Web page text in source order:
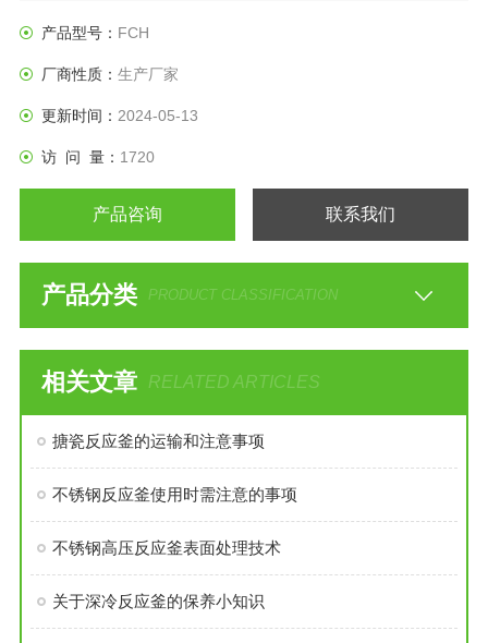
4工作压力MPa0.6
6电机功率KW3
7搅拌转速r/min0~300
9加热方式/
10搅拌方式双层推进式
11材质S31603+S30408
产品型号： FCH
厂商性质： 生产厂家
更新时间： 2024-05-13
访 问 量： 1720
产品咨询 联系我们
产品分类 PRODUCT CLASSIFICATION
相关文章 RELATED ARTICLES
搪瓷反应釜的运输和注意事项
不锈钢反应釜使用时需注意的事项
不锈钢高压反应釜表面处理技术
关于深冷反应釜的保养小知识